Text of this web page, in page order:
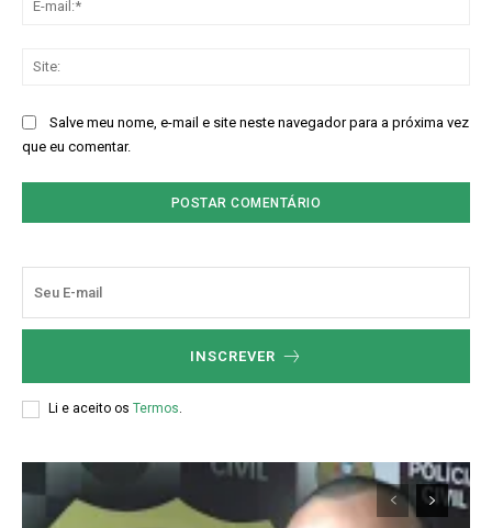
Salve meu nome, e-mail e site neste navegador para a próxima vez
que eu comentar.
INSCREVER
Li e aceito os Termos.